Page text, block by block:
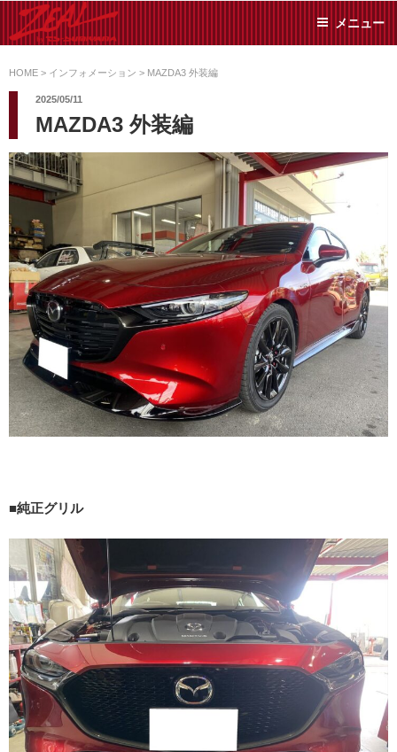
ン
ツ
ス
キ
ッ
プ
SUMIYAMA
た日常メンテから各種チ
ューニングまで、車に関
リーでお任せください!
メニュー
HOME > インフォメーション > MAZDA3 外装編
2025/05/11
MAZDA3 外装編
■純正グリル